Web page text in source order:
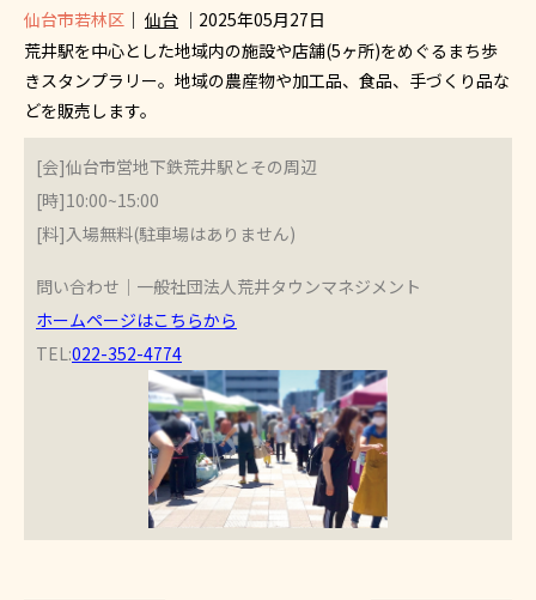
仙台市若林区 ｜ 仙台 ｜2025年05月27日
荒井駅を中心とした地域内の施設や店舗(5ヶ所)をめぐるまち歩
きスタンプラリー。地域の農産物や加工品、食品、手づくり品な
どを販売します。
[会]仙台市営地下鉄荒井駅とその周辺
[時]10:00~15:00
[料]入場無料(駐車場はありません)
問い合わせ｜一般社団法人荒井タウンマネジメント
ホームページはこちらから
TEL:022-352-4774